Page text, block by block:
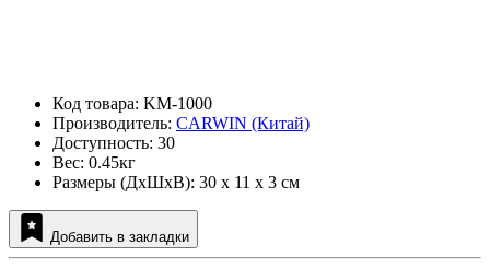
Код товара: KM-1000
Производитель: CARWIN (Китай)
Доступность: 30
Вес: 0.45кг
Размеры (ДxШxВ): 30 x 11 x 3 см
Добавить в закладки